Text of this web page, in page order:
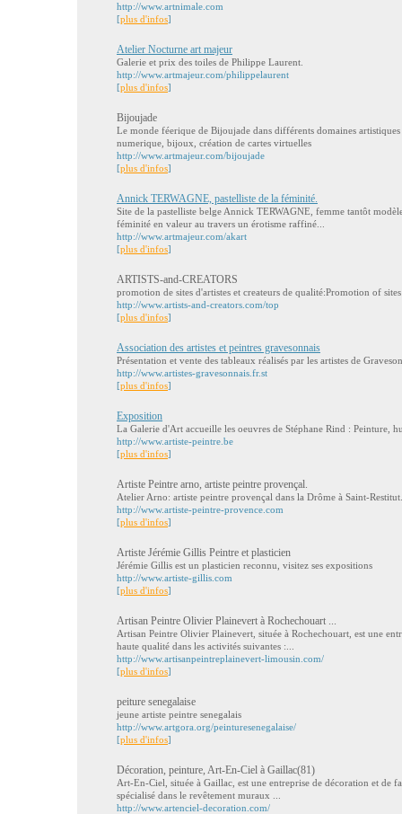
http://www.artnimale.com
[plus d'infos]
Atelier Nocturne art majeur
Galerie et prix des toiles de Philippe Laurent.
http://www.artmajeur.com/philippelaurent
[plus d'infos]
Bijoujade
Le monde féerique de Bijoujade dans différents domaines
numerique, bijoux, création de cartes virtuelles
http://www.artmajeur.com/bijoujade
[plus d'infos]
Annick TERWAGNE, pastelliste de la féminité.
Site de la pastelliste belge Annick TERWAGNE, femme tantôt
féminité en valeur au travers un érotisme raffiné...
http://www.artmajeur.com/akart
[plus d'infos]
ARTISTS-and-CREATORS
promotion de sites d'artistes et createurs de qualité:Promotion of
http://www.artists-and-creators.com/top
[plus d'infos]
Association des artistes et peintres gravesonnais
Présentation et vente des tableaux réalisés par les artistes de Graveson
http://www.artistes-gravesonnais.fr.st
[plus d'infos]
Exposition
La Galerie d'Art accueille les oeuvres de Stéphane Rind : Peinture,
http://www.artiste-peintre.be
[plus d'infos]
Artiste Peintre arno, artiste peintre provençal.
Atelier Arno: artiste peintre provençal dans la Drôme à Saint-Restitut.
http://www.artiste-peintre-provence.com
[plus d'infos]
Artiste Jérémie Gillis Peintre et plasticien
Jérémie Gillis est un plasticien reconnu, visitez ses expositions
http://www.artiste-gillis.com
[plus d'infos]
Artisan Peintre Olivier Plainevert à Rochechouart ...
Artisan Peintre Olivier Plainevert, située à Rochechouart, est une
haute qualité dans les activités suivantes :...
http://www.artisanpeintreplainevert-limousin.com/
[plus d'infos]
peiture senegalaise
jeune artiste peintre senegalais
http://www.artgora.org/peinturesenegalaise/
[plus d'infos]
Décoration, peinture, Art-En-Ciel à Gaillac(81)
Art-En-Ciel, située à Gaillac, est une entreprise de décoration et de
spécialisé dans le revêtement muraux ...
http://www.artenciel-decoration.com/